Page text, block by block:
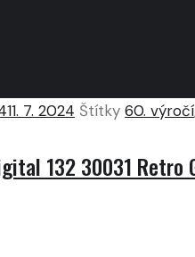
11. 7. 2024 Štítky 60. výročí
132 30031 Retro